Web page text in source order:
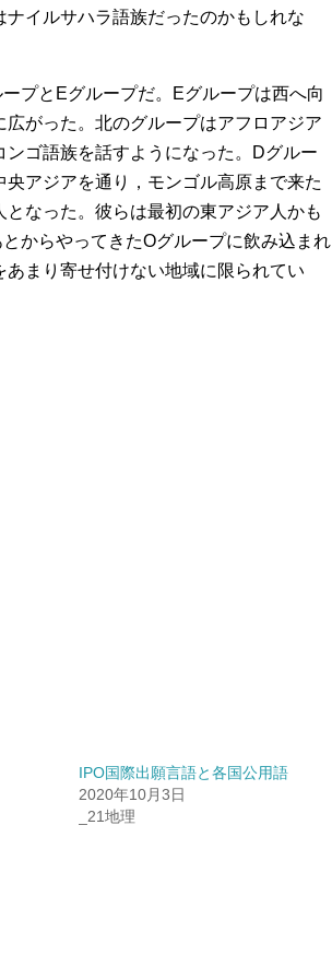
イルサハラ語族だったのかもしれな
プとEグループだ。Eグループは西へ向
がった。北のグループはアフロアジア
ゴ語族を話すようになった。Dグルー
アジアを通り，モンゴル高原まで来た
なった。彼らは最初の東アジア人かも
からやってきたOグループに飲み込まれ
まり寄せ付けない地域に限られてい
IPO国際出願言語と各国公用語
2020年10月3日
_21地理